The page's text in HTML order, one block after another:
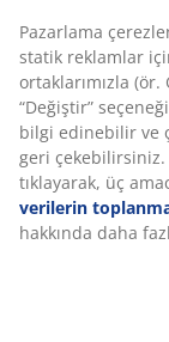
Özellikler
İncelemeler
( 0)
Deneyiminizi
ettiğinizde size iyi
tanımlayıcılar
ilgili pazarlamayı